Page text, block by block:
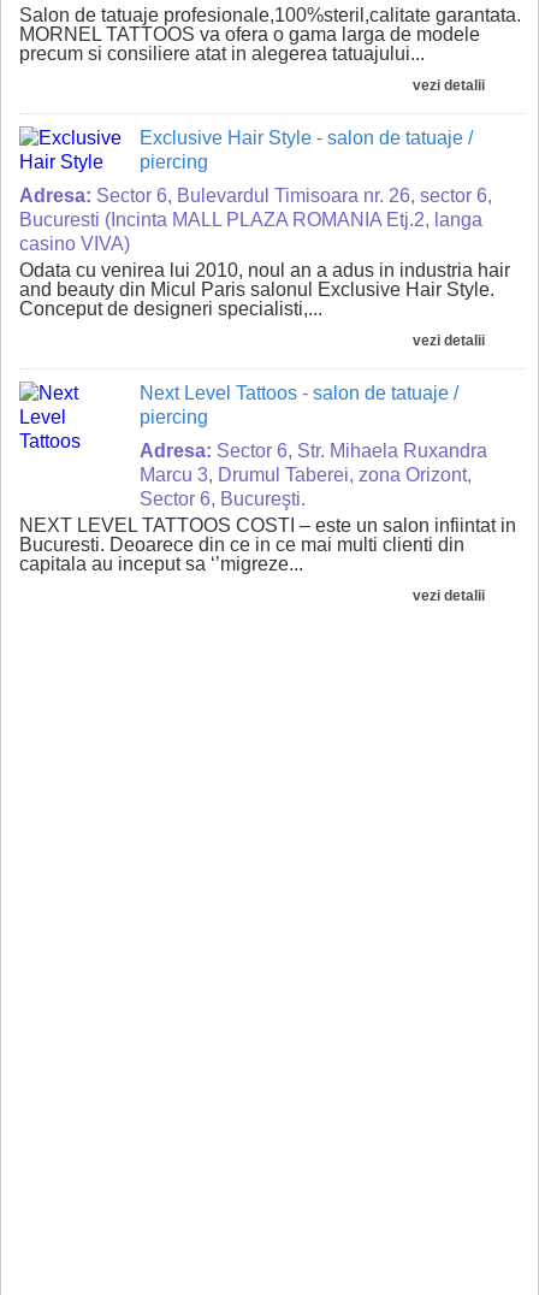
Salon de tatuaje profesionale,100%steril,calitate garantata.
MORNEL TATTOOS va ofera o gama larga de modele
precum si consiliere atat in alegerea tatuajului...
vezi detalii
Exclusive Hair Style - salon de tatuaje /
piercing
Adresa: Sector 6, Bulevardul Timisoara nr. 26, sector 6,
Bucuresti (Incinta MALL PLAZA ROMANIA Etj.2, langa
casino VIVA)
Odata cu venirea lui 2010, noul an a adus in industria hair
and beauty din Micul Paris salonul Exclusive Hair Style.
Conceput de designeri specialisti,...
vezi detalii
Next Level Tattoos - salon de tatuaje /
piercing
Adresa: Sector 6, Str. Mihaela Ruxandra
Marcu 3, Drumul Taberei, zona Orizont,
Sector 6, Bucureşti.
NEXT LEVEL TATTOOS COSTI – este un salon infiintat in
Bucuresti. Deoarece din ce in ce mai multi clienti din
capitala au inceput sa ‘’migreze...
vezi detalii